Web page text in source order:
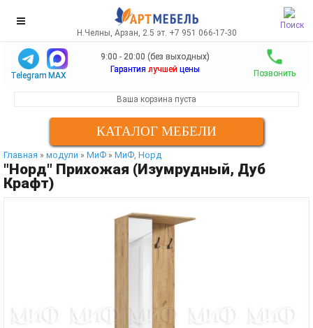
Поиск
Н.Челны, Арзан, 2.5 эт. +7 951 066-17-30
Telegram MAX
9:00 - 20:00 (без выходных)
Гарантия лучшей цены Позвонить
Ваша корзина пуста
КАТАЛОГ МЕБЕЛИ
Главная » модули » МиФ » МиФ, Норд
"Норд" Прихожая (Изумрудный, Дуб
Крафт)